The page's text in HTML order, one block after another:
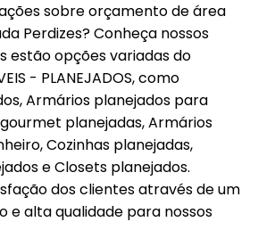
sobre orçamento de área
Perdizes? Conheça nossos
estão opções variadas do
- PLANEJADOS, como
Armários planejados para
planejadas, Armários
Cozinhas planejadas,
e Closets planejados.
dos clientes através de um
e alta qualidade para nossos